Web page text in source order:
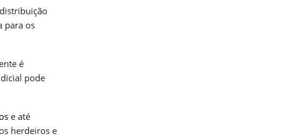
para os
é
pode
e até
herdeiros e